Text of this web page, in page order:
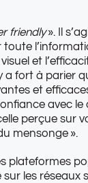
friendly». Il
et
fort à parier
et
avec
perçue sur
mensonge ».
plateformes
les réseaux